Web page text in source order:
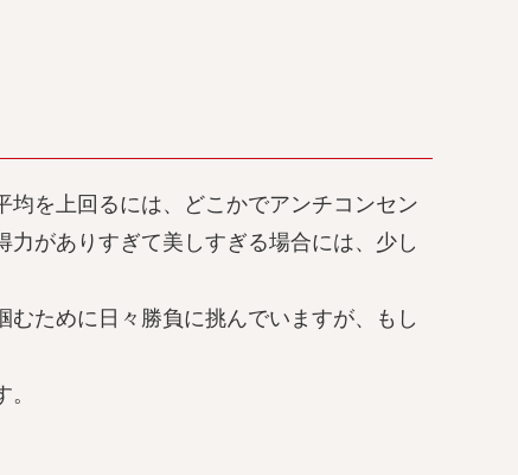
を上回るには、どこかでアンチコンセン
がありすぎて美しすぎる場合には、少し
むために日々勝負に挑んでいますが、もし